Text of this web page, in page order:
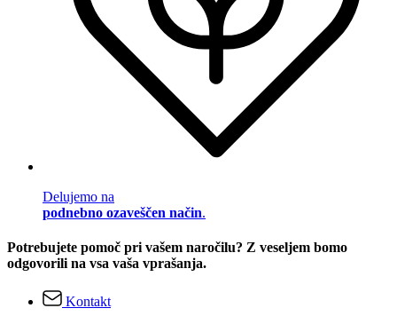
Delujemo na
podnebno ozaveščen način.
Potrebujete pomoč pri vašem naročilu? Z veseljem bomo
odgovorili na vsa vaša vprašanja.
Kontakt